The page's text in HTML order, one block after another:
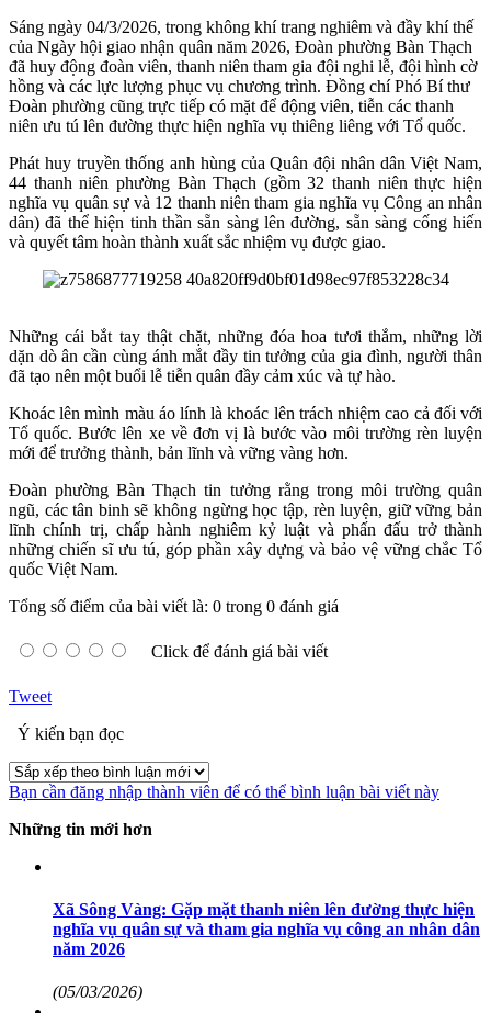
Sáng ngày 04/3/2026, trong không khí trang nghiêm và đầy khí thế
của Ngày hội giao nhận quân năm 2026, Đoàn phường Bàn Thạch
đã huy động đoàn viên, thanh niên tham gia đội nghi lễ, đội hình cờ
hồng và các lực lượng phục vụ chương trình. Đồng chí Phó Bí thư
Đoàn phường cũng trực tiếp có mặt để động viên, tiễn các thanh
niên ưu tú lên đường thực hiện nghĩa vụ thiêng liêng với Tổ quốc.
Phát huy truyền thống anh hùng của Quân đội nhân dân Việt Nam,
44 thanh niên phường Bàn Thạch (gồm 32 thanh niên thực hiện
nghĩa vụ quân sự và 12 thanh niên tham gia nghĩa vụ Công an nhân
dân) đã thể hiện tinh thần sẵn sàng lên đường, sẵn sàng cống hiến
và quyết tâm hoàn thành xuất sắc nhiệm vụ được giao.
Những cái bắt tay thật chặt, những đóa hoa tươi thắm, những lời
dặn dò ân cần cùng ánh mắt đầy tin tưởng của gia đình, người thân
đã tạo nên một buổi lễ tiễn quân đầy cảm xúc và tự hào.
Khoác lên mình màu áo lính là khoác lên trách nhiệm cao cả đối với
Tổ quốc. Bước lên xe về đơn vị là bước vào môi trường rèn luyện
mới để trưởng thành, bản lĩnh và vững vàng hơn.
Đoàn phường Bàn Thạch tin tưởng rằng trong môi trường quân
ngũ, các tân binh sẽ không ngừng học tập, rèn luyện, giữ vững bản
lĩnh chính trị, chấp hành nghiêm kỷ luật và phấn đấu trở thành
những chiến sĩ ưu tú, góp phần xây dựng và bảo vệ vững chắc Tổ
quốc Việt Nam.
Tổng số điểm của bài viết là: 0 trong 0 đánh giá
Click để đánh giá bài viết
Tweet
Ý kiến bạn đọc
Bạn cần đăng nhập thành viên để có thể bình luận bài viết này
Những tin mới hơn
Xã Sông Vàng: Gặp mặt thanh niên lên đường thực hiện
nghĩa vụ quân sự và tham gia nghĩa vụ công an nhân dân
năm 2026
(05/03/2026)